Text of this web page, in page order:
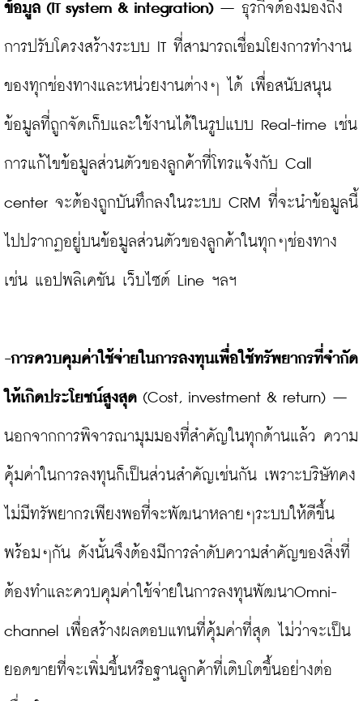
ข้อมูล (IT system & integration) – ธุรกิจต้องมองถึง
การปรับโครงสร้างระบบ IT ที่สามารถเชื่อมโยงการทำงาน
ของทุกช่องทางและหน่วยงานต่างๆ ได้ เพื่อสนับสนุน
ข้อมูลที่ถูกจัดเก็บและใช้งานได้ในรูปแบบ Real-time เช่น
การแก้ไขข้อมูลส่วนตัวของลูกค้าที่โทรแจ้งกับ Call
center จะต้องถูกบันทึกลงในระบบ CRM ที่จะนำข้อมูลนี้
ไปปรากฏอยู่บนข้อมูลส่วนตัวของลูกค้าในทุกๆช่องทาง
เช่น แอปพลิเคชัน เว็บไซต์ Line ฯลฯ
-การควบคุมค่าใช้จ่ายในการลงทุนเพื่อใช้ทรัพยากรที่จำกัด
ให้เกิดประโยชน์สูงสุด (Cost, investment & return) –
นอกจากการพิจารณามุมมองที่สำคัญในทุกด้านแล้ว ความ
คุ้มค่าในการลงทุนก็เป็นส่วนสำคัญเช่นกัน เพราะบริษัทคง
ไม่มีทรัพยากรเพียงพอที่จะพัฒนาหลายๆระบบให้ดีขึ้น
พร้อมๆกัน ดังนั้นจึงต้องมีการลำดับความสำคัญของสิ่งที่
ต้องทำและควบคุมค่าใช้จ่ายในการลงทุนพัฒนาOmni-
channel เพื่อสร้างผลตอบแทนที่คุ้มค่าที่สุด ไม่ว่าจะเป็น
ยอดขายที่จะเพิ่มขึ้นหรือฐานลูกค้าที่เติบโตขึ้นอย่างต่อ